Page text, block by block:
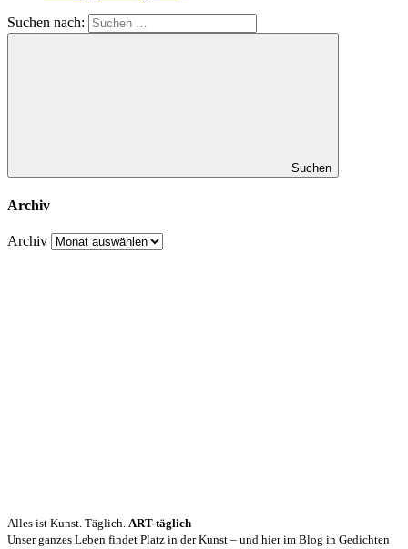
Suchen nach:
Suchen
Archiv
Archiv
Alles ist Kunst. Täglich. ART-täglich
Unser ganzes Leben findet Platz in der Kunst – und hier im Blog in Gedichten